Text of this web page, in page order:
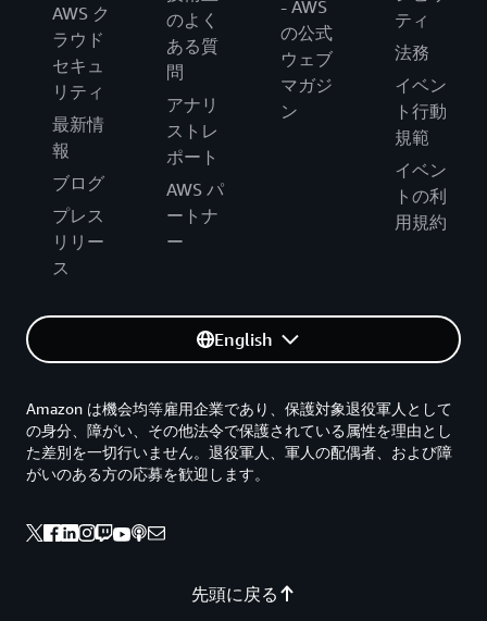
AWS ク
ラウド
セキュ
リティ
最新情
報
ブログ
プレス
リリー
ス
のよく
ある質
問
アナリ
ストレ
ポート
AWS パ
ートナ
ー
- AWS
の公式
ウェブ
マガジ
ン
ティ
法務
イベン
ト行動
規範
イベン
トの利
用規約
English
先頭に戻る
Amazon は機会均等雇用企業であり、保護対象退役軍人として
の身分、障がい、その他法令で保護されている属性を理由とし
た差別を一切行いません。退役軍人、軍人の配偶者、および障
がいのある方の応募を歓迎します。